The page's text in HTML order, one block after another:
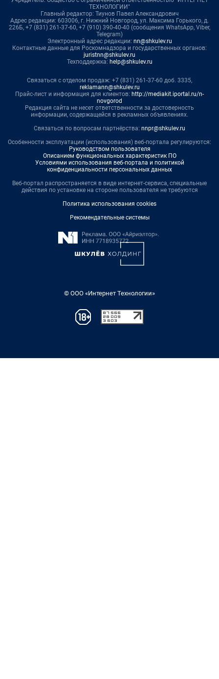
ТЕХНОЛОГИИ"
Главный редактор: Тиунов Павел Александрович
Адрес редакции: 603006, г. Нижний Новгород, ул. Максима Горького, д.
226Б, +7 (831) 261-37-60, +7 (910) 390-40-40 (сообщения WhatsApp, Viber,
Telegram)
Электронный адрес редакции: nn@shkulev.ru
Контактные данные для Роскомнадзора и государственных органов:
juristnn@shkulev.ru
Техподдержка: help@shkulev.ru
Связаться с отделом продаж: +7 (831) 261-37-60 доб. 3335,
reklamann@shkulev.ru
Прайс-лист и информация для клиентов: http://mediakit.iportal.ru/n-
novgorod
Редакция сайта не несет ответственности за достоверность
информации, содержащейся в рекламных объявлениях.
Связаться по вопросам партнёрства: nnpr@shkulev.ru
Особенности эксплуатации (использования) веб-портала регулируются:
Руководством пользователя
Описанием функциональных характеристик ПО
Условиями использования веб-портала и политикой
конфиденциальности персональных данных
Веб-портал распространяется в виде интернет-сервиса, специальные
действия по установке на стороне пользователя не требуются
Политика использования cookies
Рекомендательные системы
© ООО «Интернет Технологии»